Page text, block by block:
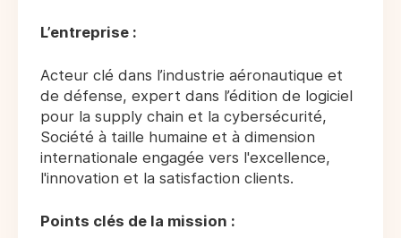
L’entreprise :
Acteur clé dans l’industrie aéronautique et
de défense, expert dans l’édition de logiciel
pour la supply chain et la cybersécurité,
Société à taille humaine et à dimension
internationale engagée vers l'excellence,
l'innovation et la satisfaction clients.
Points clés de la mission :